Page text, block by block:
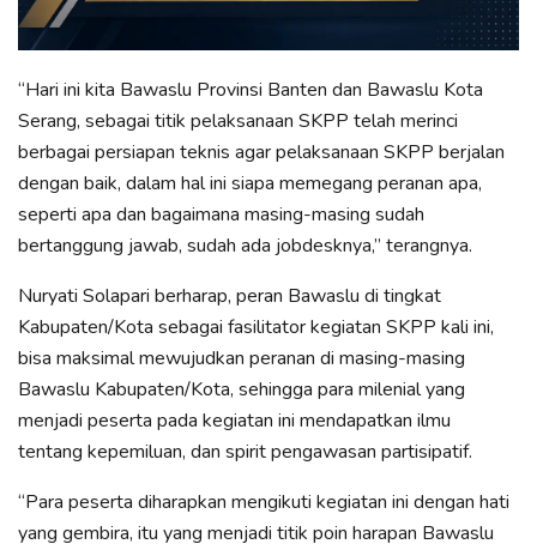
“Hari ini kita Bawaslu Provinsi Banten dan Bawaslu Kota
Serang, sebagai titik pelaksanaan SKPP telah merinci
berbagai persiapan teknis agar pelaksanaan SKPP berjalan
dengan baik, dalam hal ini siapa memegang peranan apa,
seperti apa dan bagaimana masing-masing sudah
bertanggung jawab, sudah ada jobdesknya,” terangnya.
Nuryati Solapari berharap, peran Bawaslu di tingkat
Kabupaten/Kota sebagai fasilitator kegiatan SKPP kali ini,
bisa maksimal mewujudkan peranan di masing-masing
Bawaslu Kabupaten/Kota, sehingga para milenial yang
menjadi peserta pada kegiatan ini mendapatkan ilmu
tentang kepemiluan, dan spirit pengawasan partisipatif.
“Para peserta diharapkan mengikuti kegiatan ini dengan hati
yang gembira, itu yang menjadi titik poin harapan Bawaslu